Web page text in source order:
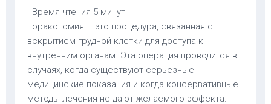
Время чтения 5 минут
Торакотомия – это процедура, связанная с
вскрытием грудной клетки для доступа к
внутренним органам. Эта операция проводится в
случаях, когда существуют серьезные
медицинские показания и когда консервативные
методы лечения не дают желаемого эффекта.